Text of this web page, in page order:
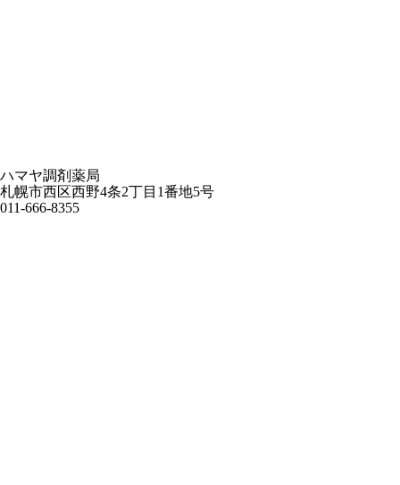
ハマヤ調剤薬局
札幌市西区西野4条2丁目1番地5号
011-666-8355